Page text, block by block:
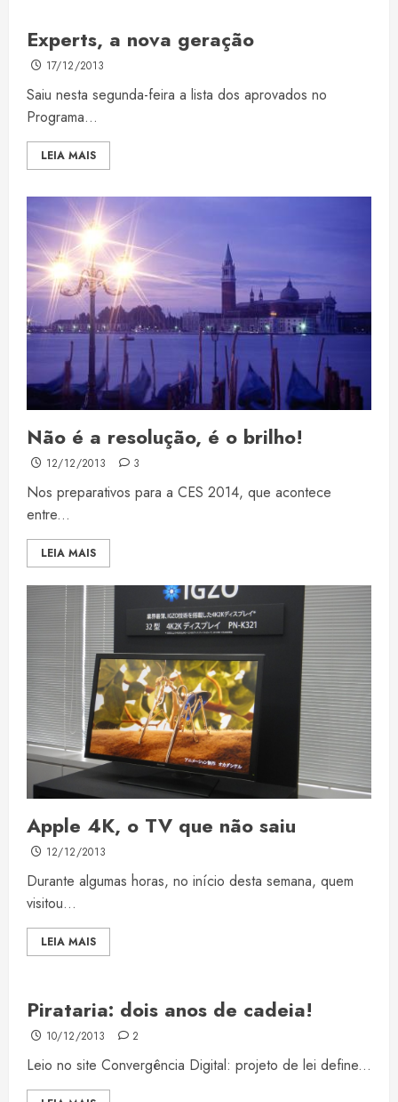
Experts, a nova geração
17/12/2013
Saiu nesta segunda-feira a lista dos aprovados no
Programa...
LEIA MAIS
Não é a resolução, é o brilho!
12/12/2013 3
Nos preparativos para a CES 2014, que acontece
entre...
LEIA MAIS
Apple 4K, o TV que não saiu
12/12/2013
Durante algumas horas, no início desta semana, quem
visitou...
LEIA MAIS
Pirataria: dois anos de cadeia!
10/12/2013 2
Leio no site Convergência Digital: projeto de lei define...